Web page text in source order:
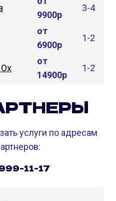
9900р
3-4
от
6900р
1-2
от
14900р
1-2
услуги по адресам
11-17